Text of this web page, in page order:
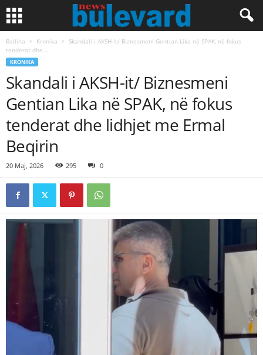
Ballina Kronika
Skandali i AKSH-it/ Biznesmeni Gentian Lika në SPAK, në fokus
tenderat dhe...
KRONIKA
Skandali i AKSH-it/ Biznesmeni
Gentian Lika në SPAK, në fokus
tenderat dhe lidhjet me Ermal
Beqirin
20 Maj, 2026 295 0